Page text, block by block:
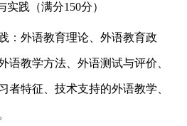
实践（满分150分）
：外语教育理论、外语教育政
语教学方法、外语测试与评价、
者特征、技术支持的外语教学、